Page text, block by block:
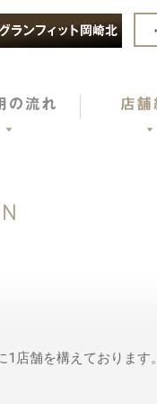
店舗を構えております。